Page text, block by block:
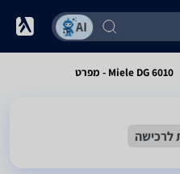
Miele DG 6010 - מפרט
לרכישה